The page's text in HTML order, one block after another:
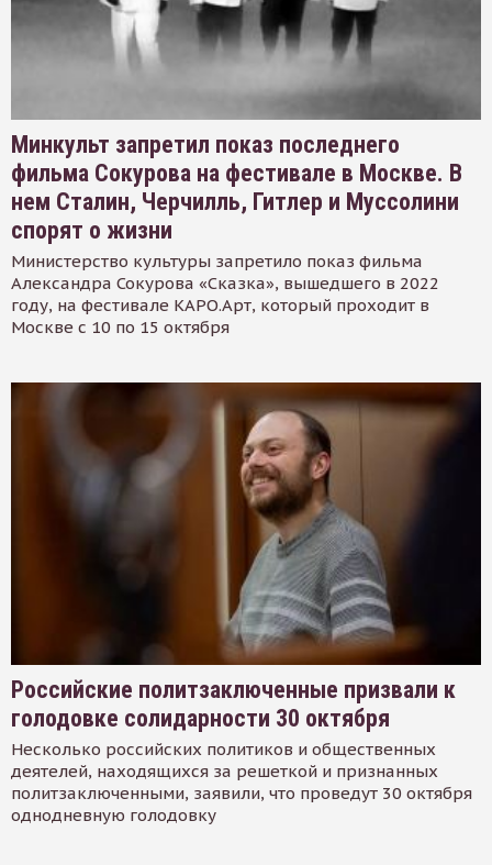
Минкульт запретил показ последнего
фильма Сокурова на фестивале в Москве. В
нем Сталин, Черчилль, Гитлер и Муссолини
спорят о жизни
Министерство культуры запретило показ фильма
Александра Сокурова «Сказка», вышедшего в 2022
году, на фестивале КАРО.Арт, который проходит в
Москве с 10 по 15 октября
Российские политзаключенные призвали к
голодовке солидарности 30 октября
Несколько российских политиков и общественных
деятелей, находящихся за решеткой и признанных
политзаключенными, заявили, что проведут 30 октября
однодневную голодовку